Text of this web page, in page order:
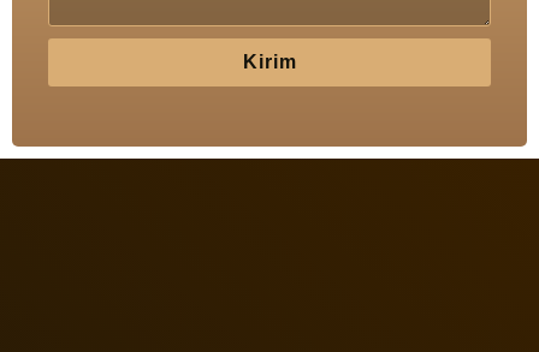
Kirim